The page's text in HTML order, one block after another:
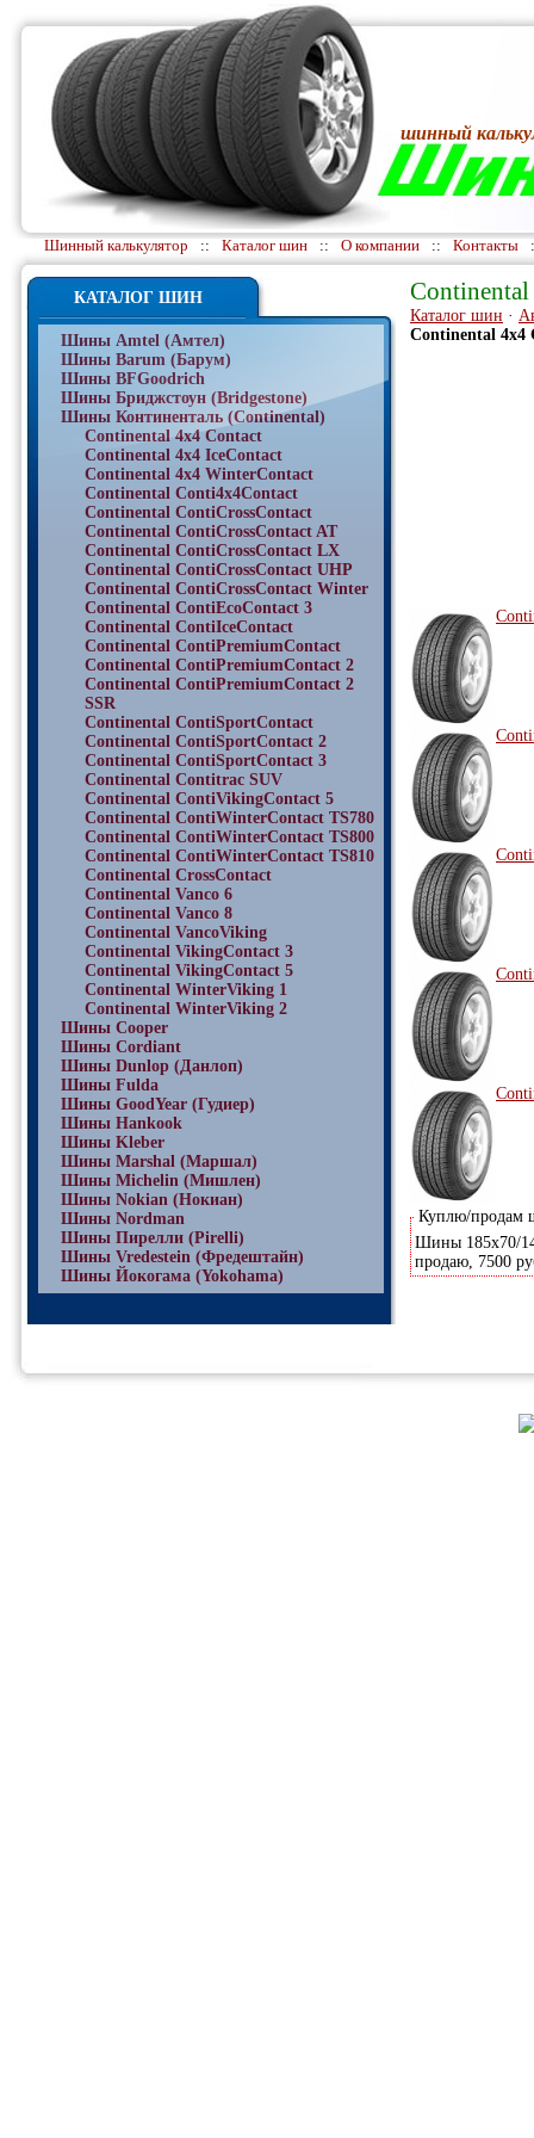
шинный
Шинный калькулятор :: Каталог шин :: О компании :: Контакты
КАТАЛОГ ШИН
Шины Amtel (Амтел)
Шины Barum (Барум)
Шины BFGoodrich
Шины Бриджстоун (Bridgestone)
Шины Континенталь (Continental)
Continental 4x4 Contact
Continental 4x4 IceContact
Continental 4x4 WinterContact
Continental Conti4x4Contact
Continental ContiCrossContact
Continental ContiCrossContact AT
Continental ContiCrossContact LX
Continental ContiCrossContact UHP
Continental ContiCrossContact Winter
Continental ContiEcoContact 3
Continental ContiIceContact
Continental ContiPremiumContact
Continental ContiPremiumContact 2
Continental ContiPremiumContact 2
SSR
Continental ContiSportContact
Continental ContiSportContact 2
Continental ContiSportContact 3
Continental Contitrac SUV
Continental ContiVikingContact 5
Continental ContiWinterContact TS780
Continental ContiWinterContact TS800
Continental ContiWinterContact TS810
Continental CrossContact
Continental Vanco 6
Continental Vanco 8
Continental VancoViking
Continental VikingContact 3
Continental VikingContact 5
Continental WinterViking 1
Continental WinterViking 2
Шины Cooper
Шины Cordiant
Шины Dunlop (Данлоп)
Шины Fulda
Шины GoodYear (Гудиер)
Шины Hankook
Шины Kleber
Шины Marshal (Маршал)
Шины Michelin (Мишлен)
Шины Nokian (Нокиан)
Шины Nordman
Шины Пирелли (Pirelli)
Шины Vredestein (Фредештайн)
Шины Йокогама (Yokohama)
Каталог шин ·
Continental 4x4
Куплю/продам
Шины 185х70/
продаю, 7500